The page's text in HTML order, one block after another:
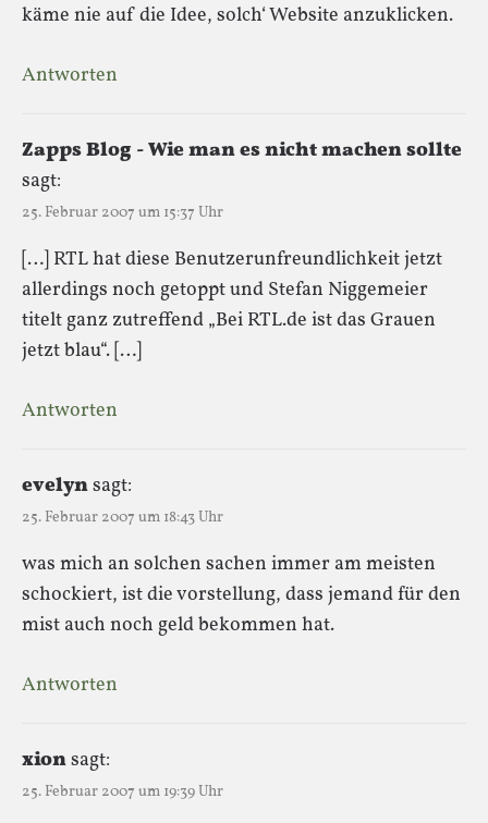
käme nie auf die Idee, solch‘ Website anzuklicken.
Antworten
Zapps Blog - Wie man es nicht machen sollte
sagt:
25. Februar 2007 um 15:37 Uhr
[…] RTL hat diese Benutzerunfreundlichkeit jetzt
allerdings noch getoppt und Stefan Niggemeier
titelt ganz zutreffend „Bei RTL.de ist das Grauen
jetzt blau“. […]
Antworten
evelynsagt:
25. Februar 2007 um 18:43 Uhr
was mich an solchen sachen immer am meisten
schockiert, ist die vorstellung, dass jemand für den
mist auch noch geld bekommen hat.
Antworten
xionsagt:
25. Februar 2007 um 19:39 Uhr